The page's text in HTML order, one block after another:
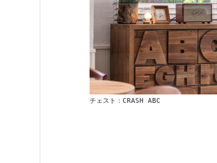
チェスト：CRASH ABC